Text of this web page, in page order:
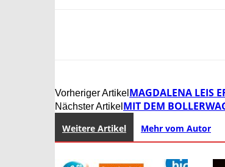
Vorheriger Artikel MAGDALENA LEIS
Nächster Artikel MIT DEM
Weitere Artikel Mehr vom Autor